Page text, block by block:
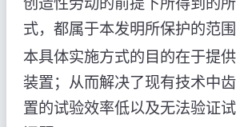
式，都属于本发明所保护的范围
本具体实施方式的目的在于提
装置；从而解决了现有技术中
置的试验效率低以及无法验证